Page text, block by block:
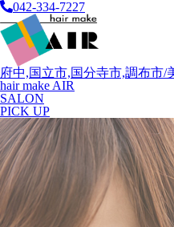
042-334-7227
府中,国立市,国分寺市,調布市/
hair make AIR
SALON
PICK UP